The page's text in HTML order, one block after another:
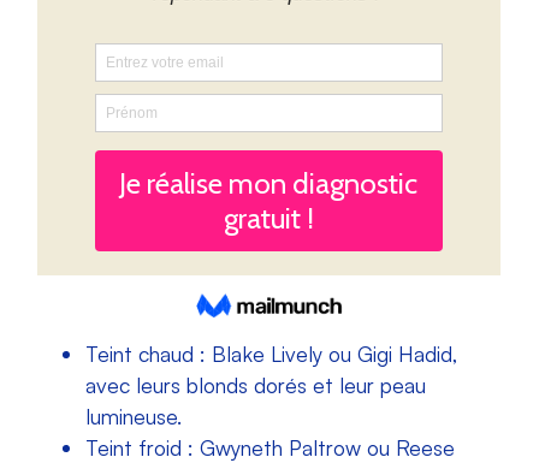
Teint chaud : Blake Lively ou Gigi Hadid,
avec leurs blonds dorés et leur peau
lumineuse.
Teint froid : Gwyneth Paltrow ou Reese